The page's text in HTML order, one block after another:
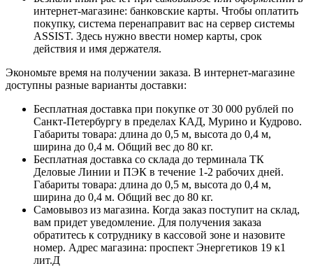
интернет-магазине: банковские карты. Чтобы оплатить
покупку, система перенаправит вас на сервер системы
ASSIST. Здесь нужно ввести номер карты, срок
действия и имя держателя.
Экономьте время на получении заказа. В интернет-магазине
доступны разные варианты доставки:
Бесплатная доставка при покупке от 30 000 рублей по
Санкт-Петербургу в пределах КАД, Мурино и Кудрово.
Габариты товара: длина до 0,5 м, высота до 0,4 м,
ширина до 0,4 м. Общий вес до 80 кг.
Бесплатная доставка со склада до терминала ТК
Деловые Линии и ПЭК в течение 1-2 рабочих дней.
Габариты товара: длина до 0,5 м, высота до 0,4 м,
ширина до 0,4 м. Общий вес до 80 кг.
Самовывоз из магазина. Когда заказ поступит на склад,
вам придет уведомление. Для получения заказа
обратитесь к сотруднику в кассовой зоне и назовите
номер. Адрес магазина: проспект Энергетиков 19 к1
лит.Д